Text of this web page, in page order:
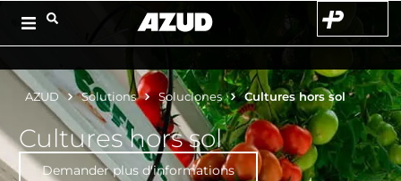
AZUD Solutions Soluciones Cultures hors sol
Cultures hors sol
Demander plus d'informations